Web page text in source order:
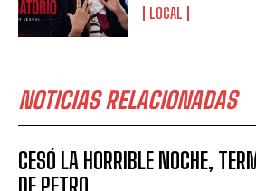
LOCAL
NOTICIAS RELACIONADAS
CESÓ LA HORRIBLE NOCHE,